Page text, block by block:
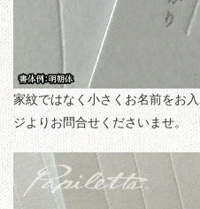
家紋ではなく小さくお名前をお
ジよりお問合せくださいませ。